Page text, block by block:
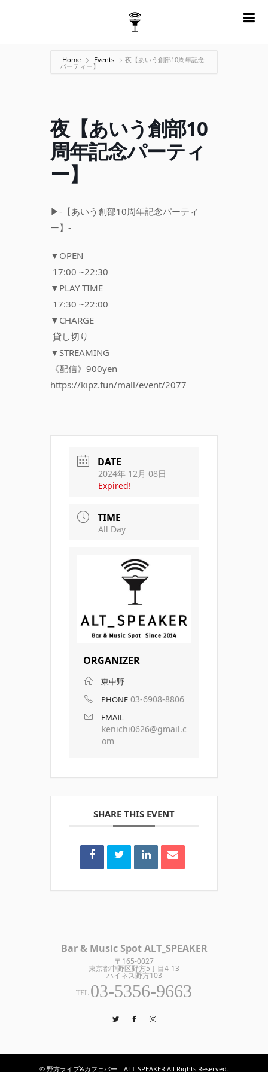
Home Events 夜【あいう創部10周年記念
パーティー】
夜【あいう創部10
周年記念パーティ
ー】
▶︎-【あいう創部10周年記念パーティ
ー】-
▼OPEN
17:00 ~22:30
▼PLAY TIME
17:30 ~22:00
▼CHARGE
貸し切り
▼STREAMING
《配信》900yen
https://kipz.fun/mall/event/2077
DATE
2024年 12月 08日
Expired!
TIME
All Day
ORGANIZER
東中野
PHONE 03-6908-8806
EMAIL
kenichi0626@gmail.c
om
SHARE THIS EVENT
Bar & Music Spot ALT_SPEAKER
〒165-0027
東京都中野区野方5丁目4-13
ハイネス野方103
TEL.03-5356-9663
TwitterFacebook
© 野方ライブ&カフェバー ALT-SPEAKER All Rights Reserved.